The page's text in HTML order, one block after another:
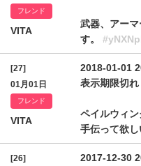
フレンド
VITA
武器、アー
す。
[27]
01月01日
フレンド
VITA
2018-01-01
表示期限切れ
ペイルウィ
手伝って欲
[26]
2017-12-30